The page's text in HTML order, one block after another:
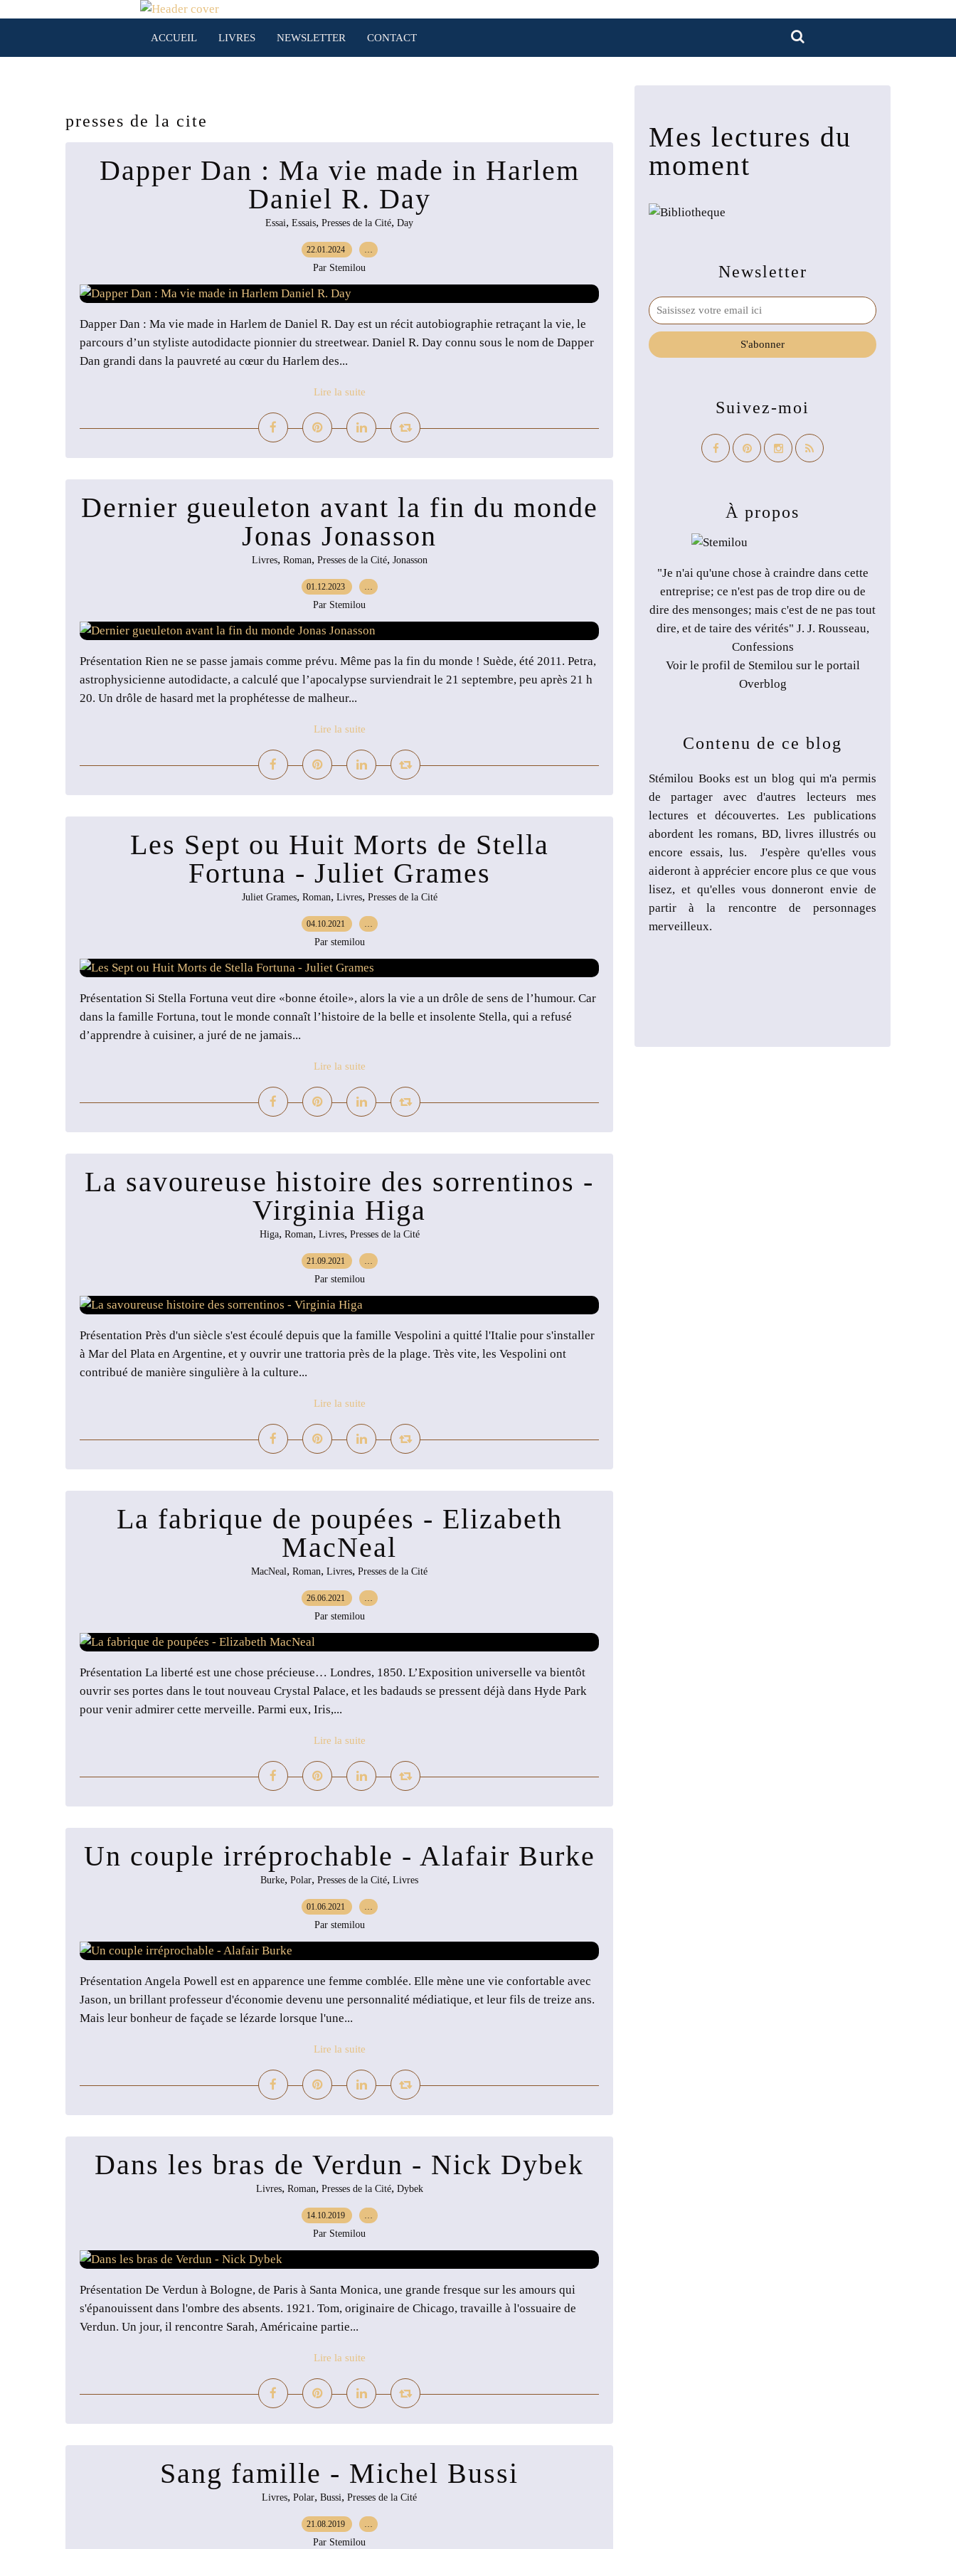
ACCUEIL LIVRES NEWSLETTER CONTACT
presses de la cite
Dapper Dan : Ma vie made in Harlem
Daniel R. Day
Essai, Essais, Presses de la Cité, Day
22.01.2024 …
Par Stemilou
Dapper Dan : Ma vie made in Harlem de Daniel R. Day est un récit autobiographie retraçant la vie, le
parcours d’un styliste autodidacte pionnier du streetwear. Daniel R. Day connu sous le nom de Dapper
Dan grandi dans la pauvreté au cœur du Harlem des...
Lire la suite
Dernier gueuleton avant la fin du monde
Jonas Jonasson
Livres, Roman, Presses de la Cité, Jonasson
01.12.2023 …
Par Stemilou
Présentation Rien ne se passe jamais comme prévu. Même pas la fin du monde ! Suède, été 2011. Petra,
astrophysicienne autodidacte, a calculé que l’apocalypse surviendrait le 21 septembre, peu après 21 h
20. Un drôle de hasard met la prophétesse de malheur...
Lire la suite
Les Sept ou Huit Morts de Stella
Fortuna - Juliet Grames
Juliet Grames, Roman, Livres, Presses de la Cité
04.10.2021 …
Par stemilou
Présentation Si Stella Fortuna veut dire «bonne étoile», alors la vie a un drôle de sens de l’humour. Car
dans la famille Fortuna, tout le monde connaît l’histoire de la belle et insolente Stella, qui a refusé
d’apprendre à cuisiner, a juré de ne jamais...
Lire la suite
La savoureuse histoire des sorrentinos -
Virginia Higa
Higa, Roman, Livres, Presses de la Cité
21.09.2021 …
Par stemilou
Présentation Près d'un siècle s'est écoulé depuis que la famille Vespolini a quitté l'Italie pour s'installer
à Mar del Plata en Argentine, et y ouvrir une trattoria près de la plage. Très vite, les Vespolini ont
contribué de manière singulière à la culture...
Lire la suite
La fabrique de poupées - Elizabeth
MacNeal
MacNeal, Roman, Livres, Presses de la Cité
26.06.2021 …
Par stemilou
Présentation La liberté est une chose précieuse… Londres, 1850. L’Exposition universelle va bientôt
ouvrir ses portes dans le tout nouveau Crystal Palace, et les badauds se pressent déjà dans Hyde Park
pour venir admirer cette merveille. Parmi eux, Iris,...
Lire la suite
Un couple irréprochable - Alafair Burke
Burke, Polar, Presses de la Cité, Livres
01.06.2021 …
Par stemilou
Présentation Angela Powell est en apparence une femme comblée. Elle mène une vie confortable avec
Jason, un brillant professeur d'économie devenu une personnalité médiatique, et leur fils de treize ans.
Mais leur bonheur de façade se lézarde lorsque l'une...
Lire la suite
Dans les bras de Verdun - Nick Dybek
Livres, Roman, Presses de la Cité, Dybek
14.10.2019 …
Par Stemilou
Présentation De Verdun à Bologne, de Paris à Santa Monica, une grande fresque sur les amours qui
s'épanouissent dans l'ombre des absents. 1921. Tom, originaire de Chicago, travaille à l'ossuaire de
Verdun. Un jour, il rencontre Sarah, Américaine partie...
Lire la suite
Sang famille - Michel Bussi
Livres, Polar, Bussi, Presses de la Cité
21.08.2019 …
Par Stemilou
Newsletter
Suivez-moi
À propos
"Je n'ai qu'une chose à craindre dans cette
entreprise; ce n'est pas de trop dire ou de
dire des mensonges; mais c'est de ne pas tout
dire, et de taire des vérités" J. J. Rousseau,
Confessions
Voir le profil de Stemilou sur le portail
Overblog
Mes lectures du
moment
Contenu de ce blog
Stémilou Books est un blog qui m'a permis
de partager avec d'autres lecteurs mes
lectures et découvertes. Les publications
abordent les romans, BD, livres illustrés ou
encore essais, lus. J'espère qu'elles vous
aideront à apprécier encore plus ce que vous
lisez, et qu'elles vous donneront envie de
partir à la rencontre de personnages
merveilleux.